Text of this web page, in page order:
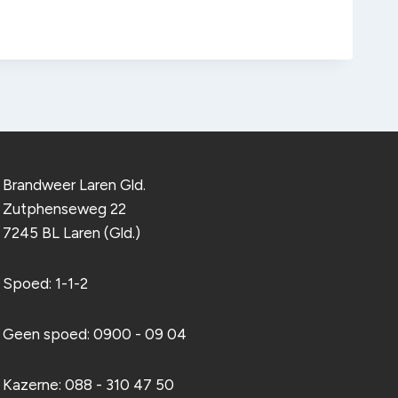
Brandweer Laren Gld.
Zutphenseweg 22
7245 BL Laren (Gld.)
Spoed: 1-1-2
Geen spoed: 0900 - 09 04
Kazerne: 088 - 310 47 50